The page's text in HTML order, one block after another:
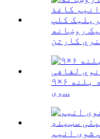
روښانه
د ویلم پاک لفافې د واده بلنه ۶×۹
وی...
شوی انیم